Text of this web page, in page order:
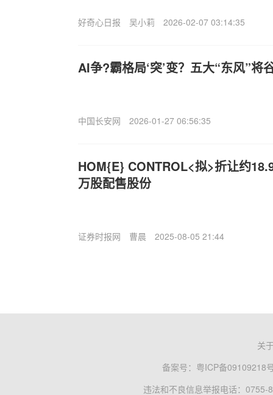
好奇心日报 吴小莉 2026-02-07 03:14:35
AI争?霸格局‘突’变？五大“东风”将
中国长安网 2026-01-27 06:56:35
HOM{E} CONTROL<拟>折让约
万股配售股份
证券时报网 曹晨 2025-08-05 21:44
关
备案号： 粤ICP备09109218
违法和不良信息举报电话：0755-